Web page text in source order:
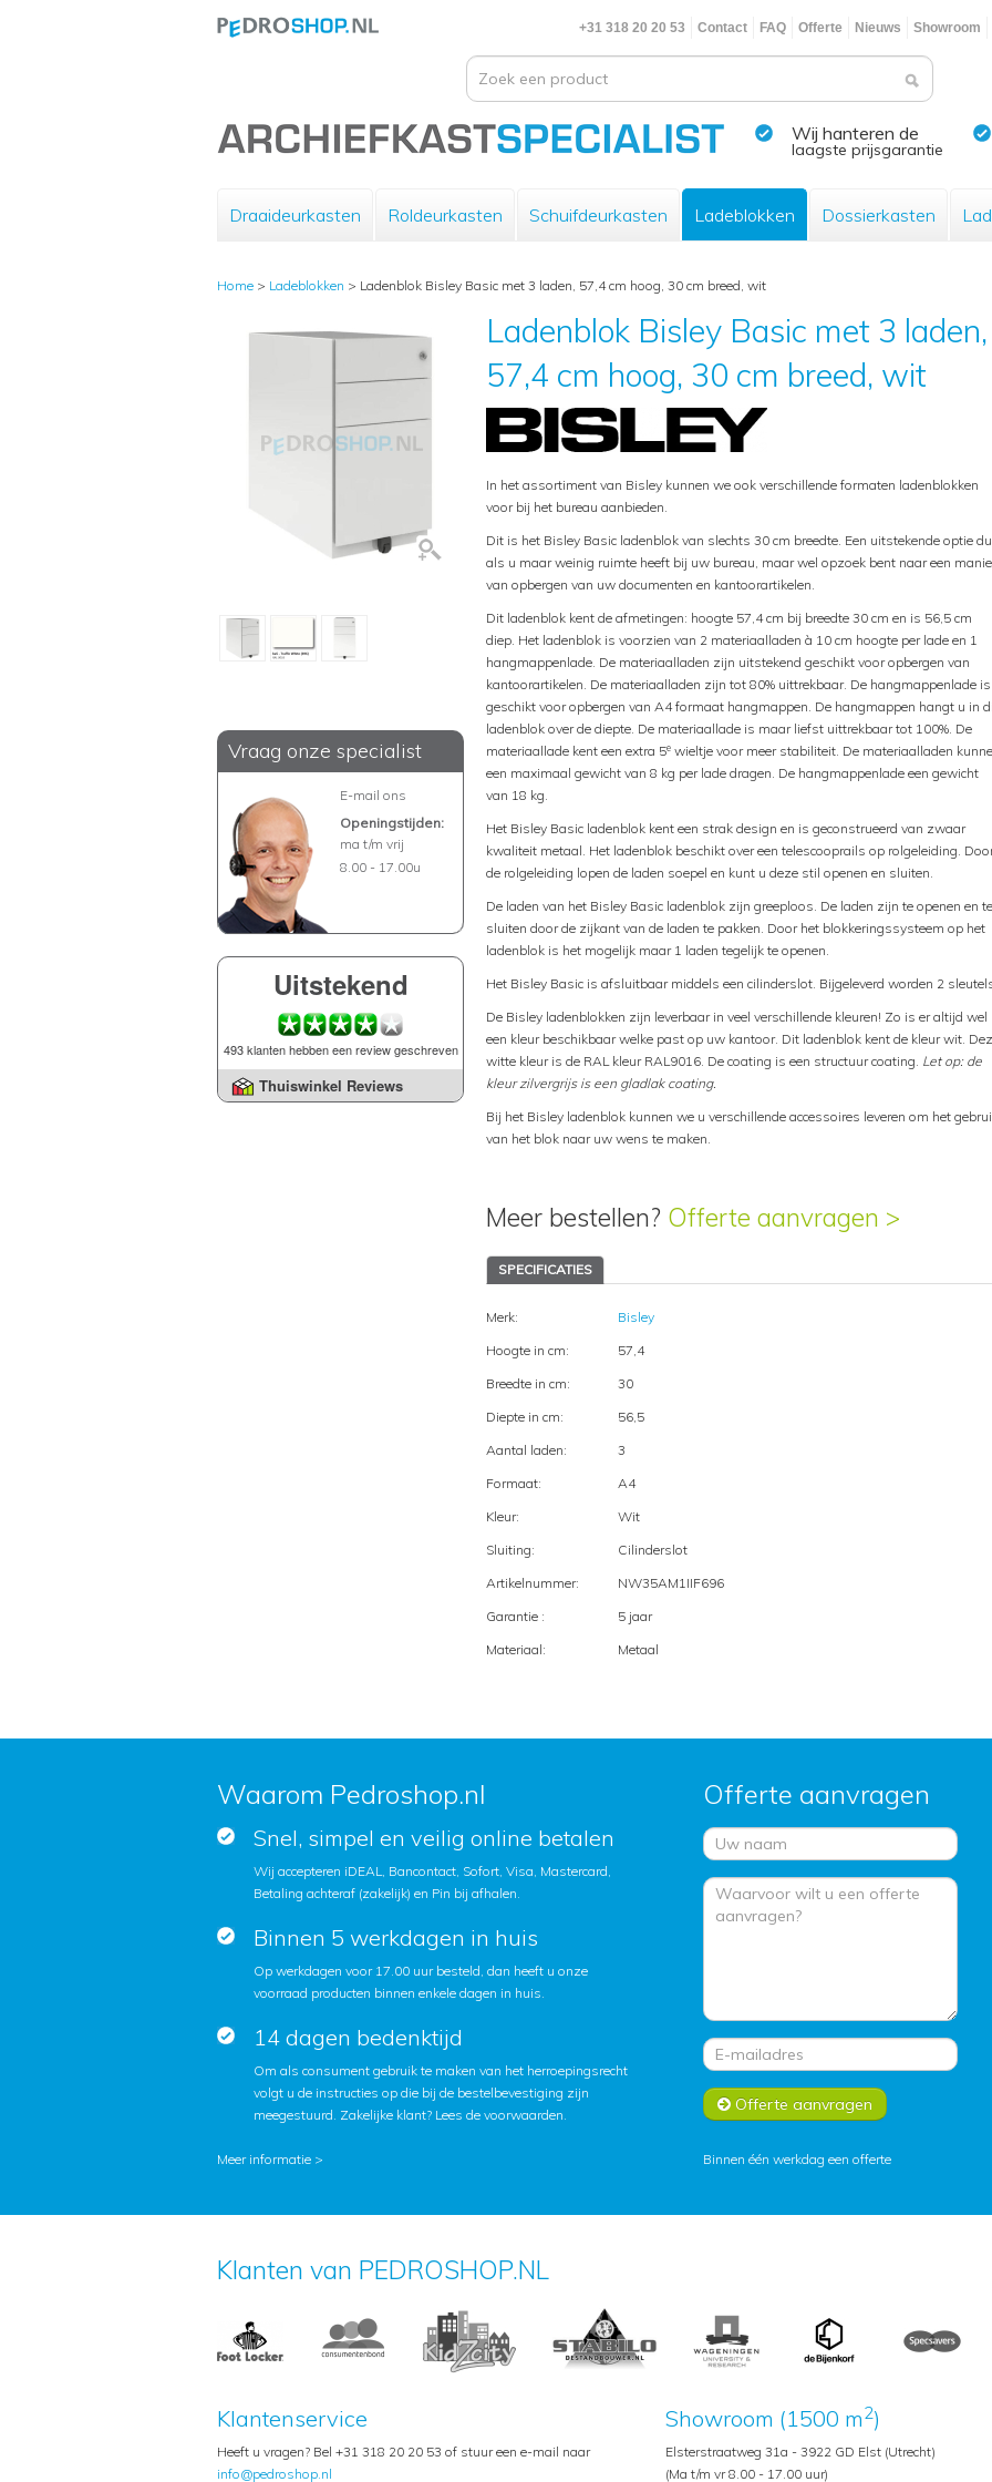
+31 318 20 20 53 Contact FAQ Offerte Nieuws Showroom
Wij hanteren de
laagste prijsgarantie
Draaideurkasten Roldeurkasten Schuifdeurkasten Ladeblokken Dossierkasten
Home > Ladeblokken > Ladenblok Bisley Basic met 3 laden, 57,4 cm hoog, 30 cm breed, wit
Vraag onze specialist
E-mail ons
Openingstijden:
ma t/m vrij
8.00 - 17.00u
Uitstekend
493 klanten hebben een review geschreven
Thuiswinkel Reviews
Ladenblok Bisley Basic met 3 laden,
57,4 cm hoog, 30 cm breed, wit
In het assortiment van Bisley kunnen we ook verschillende formaten ladenblokken
voor bij het bureau aanbieden.
Dit is het Bisley Basic ladenblok van slechts 30 cm breedte. Een uitstekende optie
als u maar weinig ruimte heeft bij uw bureau, maar wel opzoek bent naar een
van opbergen van uw documenten en kantoorartikelen.
Dit ladenblok kent de afmetingen: hoogte 57,4 cm bij breedte 30 cm en is 56,5 cm
diep. Het ladenblok is voorzien van 2 materiaalladen à 10 cm hoogte per lade en 1
hangmappenlade. De materiaalladen zijn uitstekend geschikt voor opbergen van
kantoorartikelen. De materiaalladen zijn tot 80% uittrekbaar. De hangmappenlade is
geschikt voor opbergen van A4 formaat hangmappen. De hangmappen hangt u in
ladenblok over de diepte. De materiaallade is maar liefst uittrekbaar tot 100%. De
materiaallade kent een extra 5e wieltje voor meer stabiliteit. De materiaalladen
een maximaal gewicht van 8 kg per lade dragen. De hangmappenlade een gewicht
van 18 kg.
Het Bisley Basic ladenblok kent een strak design en is geconstrueerd van zwaar
kwaliteit metaal. Het ladenblok beschikt over een telescooprails op rolgeleiding.
de rolgeleiding lopen de laden soepel en kunt u deze stil openen en sluiten.
De laden van het Bisley Basic ladenblok zijn greeploos. De laden zijn te openen en te
sluiten door de zijkant van de laden te pakken. Door het blokkeringssysteem op het
ladenblok is het mogelijk maar 1 laden tegelijk te openen.
Het Bisley Basic is afsluitbaar middels een cilinderslot. Bijgeleverd worden 2
De Bisley ladenblokken zijn leverbaar in veel verschillende kleuren! Zo is er altijd wel
een kleur beschikbaar welke past op uw kantoor. Dit ladenblok kent de kleur wit.
witte kleur is de RAL kleur RAL9016. De coating is een structuur coating. Let op: de
kleur zilvergrijs is een gladlak coating.
Bij het Bisley ladenblok kunnen we u verschillende accessoires leveren om het
van het blok naar uw wens te maken.
Meer bestellen? Offerte aanvragen >
SPECIFICATIES
Merk:
Bisley
Hoogte in cm:
57,4
Breedte in cm:
30
Diepte in cm:
56,5
Aantal laden:
3
Formaat:
A4
Kleur:
Wit
Sluiting:
Cilinderslot
Artikelnummer:
NW35AM1IIF696
Garantie :
5 jaar
Materiaal:
Metaal
Waarom Pedroshop.nl
Snel, simpel en veilig online betalen
Wij accepteren iDEAL, Bancontact, Sofort, Visa, Mastercard,
Betaling achteraf (zakelijk) en Pin bij afhalen.
Binnen 5 werkdagen in huis
Op werkdagen voor 17.00 uur besteld, dan heeft u onze
voorraad producten binnen enkele dagen in huis.
14 dagen bedenktijd
Om als consument gebruik te maken van het herroepingsrecht
volgt u de instructies op die bij de bestelbevestiging zijn
meegestuurd. Zakelijke klant? Lees de voorwaarden.
Offerte aanvragen
Offerte aanvragen
Meer informatie > Binnen één werkdag een offerte
Klanten van PEDROSHOP.NL
Klantenservice
Heeft u vragen? Bel +31 318 20 20 53 of stuur een e-mail naar
info@pedroshop.nl
Showroom (1500 m2)
Elsterstraatweg 31a - 3922 GD Elst (Utrecht)
(Ma t/m vr 8.00 - 17.00 uur)